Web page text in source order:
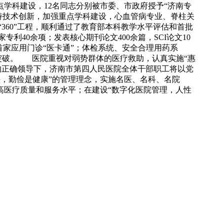
科建设，12名同志分别被市委、市政府授予“济南专
术创新，加强重点学科建设，心血管病专业、脊柱关
工程，顺利通过了教育部本科教学水平评估和首批
利40余项；发表核心期刊论文400余篇，SCI论文10
应用门诊“医卡通”；体检系统、安全合理用药系
破。 医院重视对弱势群体的医疗救助，认真实施“惠
确领导下，济南市第四人民医院全体干部职工将以党
勤俭是健康”的管理理念，实施名医、名科、名院
疗质量和服务水平；在建设“数字化医院管理，人性